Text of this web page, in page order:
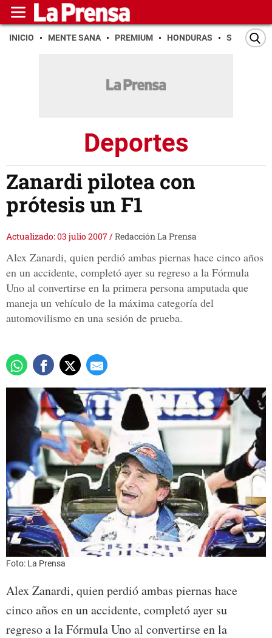
INICIO MENTE SANA PREMIUM HONDURAS SAN PEDRO
Deportes
Zanardi pilotea con
prótesis un F1
Actualizado: 03 julio 2007/Redacción La Prensa
Alex Zanardi, quien perdió ambas piernas hace cinco años
en un accidente, completó ayer su regreso a la Fórmula
Uno al convertirse en la primera persona amputada que
maneja un vehículo de la máxima categoría del
automovilismo en una sesión de prueba.
Foto: La Prensa
Alex Zanardi, quien perdió ambas piernas hace
cinco años en un accidente, completó ayer su
regreso a la Fórmula Uno al convertirse en la